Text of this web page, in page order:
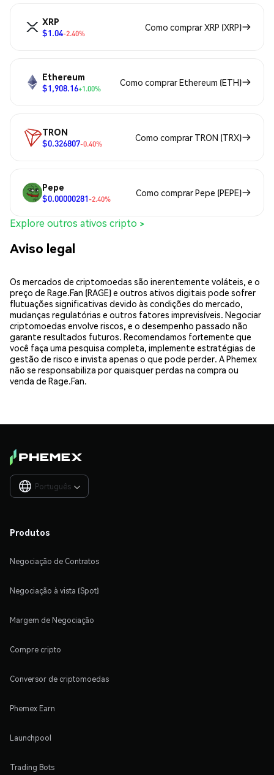
XRP
$1.04-2.40%
Como comprar XRP (XRP)
Ethereum
$1,908.16+1.00%
Como comprar Ethereum (ETH)
TRON
$0.326807-0.40%
Como comprar TRON (TRX)
Pepe
$0.00000281-2.40%
Como comprar Pepe (PEPE)
Explore outros ativos cripto >
Aviso legal
Os mercados de criptomoedas são inerentemente voláteis, e o
preço de Rage.Fan (RAGE) e outros ativos digitais pode sofrer
flutuações significativas devido às condições do mercado,
mudanças regulatórias e outros fatores imprevisíveis. Negociar
criptomoedas envolve riscos, e o desempenho passado não
garante resultados futuros. Recomendamos fortemente que
você faça uma pesquisa completa, implemente estratégias de
gestão de risco e invista apenas o que pode perder. A Phemex
não se responsabiliza por quaisquer perdas na compra ou
venda de Rage.Fan.
Português 
Produtos
Negociação de Contratos
Negociação à vista (Spot)
Margem de Negociação
Compre cripto
Conversor de criptomoedas
Phemex Earn
Launchpool
Trading Bots